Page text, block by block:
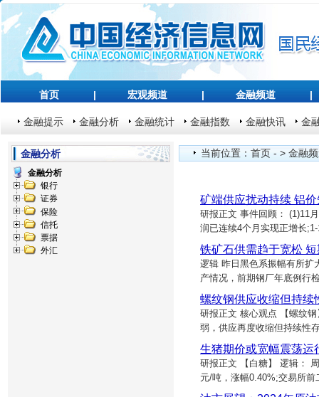
首页 | 宏观频道 | 金融频道 |
金融提示 金融分析 金融统计 金融指数 金融快讯 金
金融分析
金融分析
银行
证券
保险
信托
票据
外汇
当前位置： 首页 - > 金融
矿端供应扰动持续 铝
研报正文 事件回顾： (1)11
润已连续4个月实现正增长
铁矿石供需趋于宽松
逻辑 昨日黑色系振幅有所扩
产情况，前期钢厂年底例行
螺纹钢供应收缩但持续
研报正文 核心观点 【螺纹
弱，供应再度收缩但持续性
生猪期价或宽幅震荡运
研报正文 【白糖】 逻辑：
元/吨，涨幅0.40%;交易所